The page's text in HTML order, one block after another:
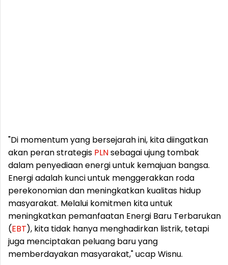
"Di momentum yang bersejarah ini, kita diingatkan
akan peran strategis PLNsebagai ujung tombak
dalam penyediaan energi untuk kemajuan bangsa.
Energi adalah kunci untuk menggerakkan roda
perekonomian dan meningkatkan kualitas hidup
masyarakat. Melalui komitmen kita untuk
meningkatkan pemanfaatan Energi Baru Terbarukan
(EBT), kita tidak hanya menghadirkan listrik, tetapi
juga menciptakan peluang baru yang
memberdayakan masyarakat," ucap Wisnu.